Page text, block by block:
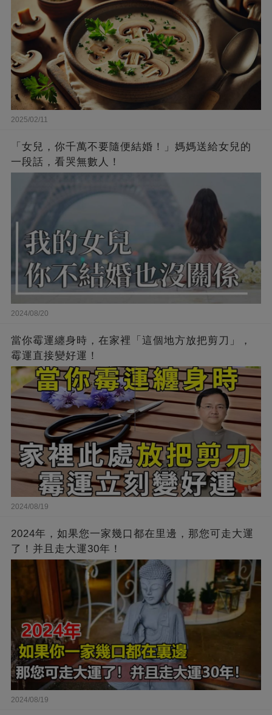
2025/02/11
「女兒，你千萬不要隨便結婚！」媽媽送給女兒的
一段話，看哭無數人！
2024/08/20
當你霉運纏身時，在家裡「這個地方放把剪刀」，
霉運直接變好運！
2024/08/19
2024年，如果您一家幾口都在里邊，那您可走大運
了！并且走大運30年！
2024/08/19